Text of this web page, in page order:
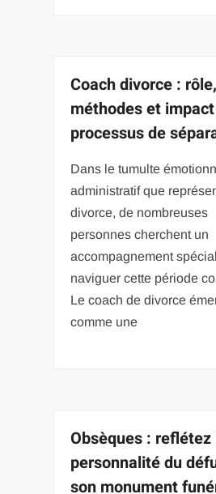
Coach divorce : rôle,
méthodes et
processus de
Dans le tumulte
administratif que
divorce, de nombreuses
personnes cherchent un
accompagnement
naviguer cette période
Le coach de divorce
comme une
Obsèques : reflétez
personnalité du
son monument